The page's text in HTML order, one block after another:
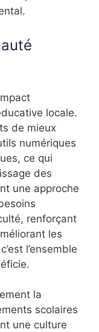
locale.
de mieux
numériques
ce qui
des
une approche
renforçant
les
l’ensemble
la
scolaires
une culture